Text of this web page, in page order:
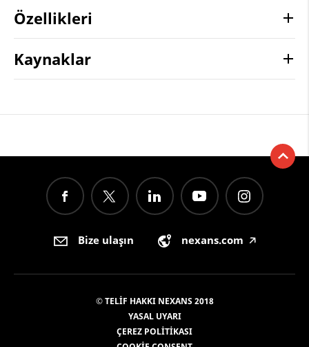
Özellikleri
Kaynaklar
Bize ulaşın nexans.com 🡥
© TELIF HAKKI NEXANS 2018
YASAL UYARI
ÇEREZ POLITIKASI